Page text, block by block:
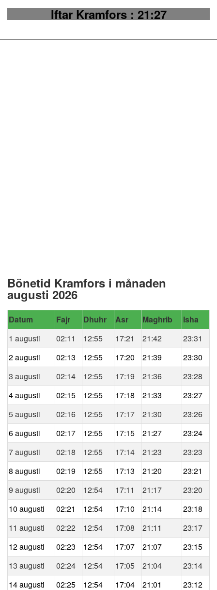
Iftar Kramfors: 21:27
Bönetid Kramfors i månaden
augusti 2026
Datum Fajr Dhuhr Asr Maghrib
Isha
1 augusti
02:11 12:55 17:21 21:42
23:31
2 augusti
02:13 12:55 17:20 21:39
23:30
3 augusti
02:14 12:55 17:19 21:36
23:28
4 augusti
02:15 12:55 17:18 21:33
23:27
5 augusti
02:16 12:55 17:17 21:30
23:26
6 augusti
02:17 12:55 17:15 21:27
23:24
7 augusti
02:18 12:55 17:14 21:23
23:23
8 augusti
02:19 12:55 17:13 21:20
23:21
9 augusti
02:20 12:54 17:11 21:17
23:20
10 augusti
02:21 12:54 17:10 21:14
23:18
11 augusti
02:22 12:54 17:08 21:11
23:17
12 augusti
02:23 12:54 17:07 21:07
23:15
13 augusti
02:24 12:54 17:05 21:04
23:14
14 augusti
02:25 12:54 17:04 21:01 23:12